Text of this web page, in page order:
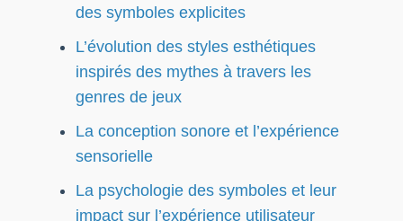
des symboles explicites
L’évolution des styles esthétiques
inspirés des mythes à travers les
genres de jeux
La conception sonore et l’expérience
sensorielle
La psychologie des symboles et leur
impact sur l’expérience utilisateur